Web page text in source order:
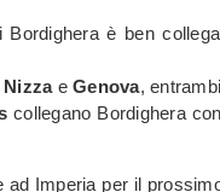
è ben
Nizzae Genova,
collegano Bordighera
Imperia per il